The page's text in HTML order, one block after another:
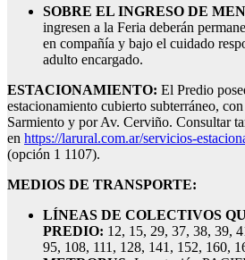
SOBRE EL INGRESO DE
ingresen a la Feria deberán
en compañía y bajo el cuidado
adulto encargado.
ESTACIONAMIENTO: El Predio
estacionamiento cubierto subterráneo,
Sarmiento y por Av. Cerviño. Consultar
en https://larural.com.ar/servicios-
(opción 1 1107).
MEDIOS DE TRANSPORTE:
LÍNEAS DE COLECTIVOS
PREDIO: 12, 15, 29, 37, 38, 39,
95, 108, 111, 128, 141, 152, 160,